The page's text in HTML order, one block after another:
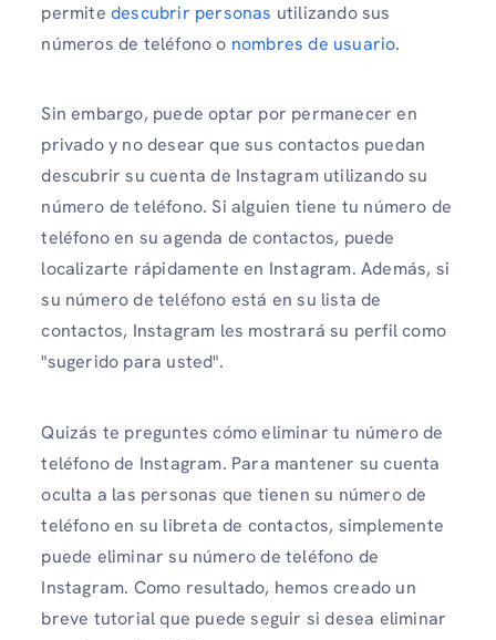
permite descubrir personas utilizando sus
números de teléfono o nombres de usuario.
Sin embargo, puede optar por permanecer en
privado y no desear que sus contactos puedan
descubrir su cuenta de Instagram utilizando su
número de teléfono. Si alguien tiene tu número de
teléfono en su agenda de contactos, puede
localizarte rápidamente en Instagram. Además, si
su número de teléfono está en su lista de
contactos, Instagram les mostrará su perfil como
"sugerido para usted".
Quizás te preguntes cómo eliminar tu número de
teléfono de Instagram. Para mantener su cuenta
oculta a las personas que tienen su número de
teléfono en su libreta de contactos, simplemente
puede eliminar su número de teléfono de
Instagram. Como resultado, hemos creado un
breve tutorial que puede seguir si desea eliminar